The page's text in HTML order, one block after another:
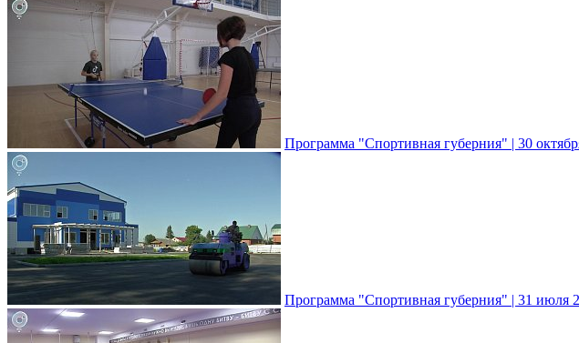
Программа "Спортивная губерния" | 30
Программа "Спортивная губерния" | 31 июля